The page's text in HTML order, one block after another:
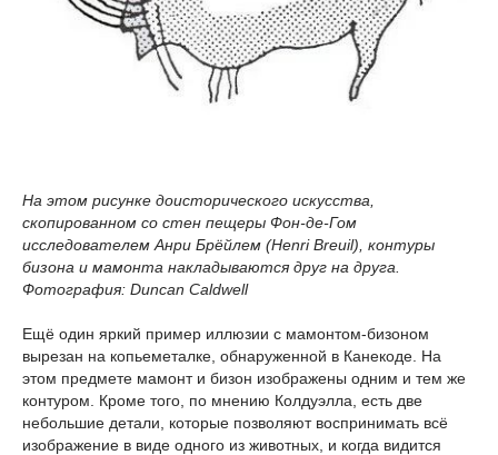
На этом рисунке доисторического искусства,
скопированном со стен пещеры Фон-де-Гом
исследователем Анри Брёйлем (Henri Breuil), контуры
бизона и мамонта накладываются друг на друга.
Фотография: Duncan Caldwell
Ещё один яркий пример иллюзии с мамонтом-бизоном
вырезан на копьеметалке, обнаруженной в Канекоде. На
этом предмете мамонт и бизон изображены одним и тем же
контуром. Кроме того, по мнению Колдуэлла, есть две
небольшие детали, которые позволяют воспринимать всё
изображение в виде одного из животных, и когда видится